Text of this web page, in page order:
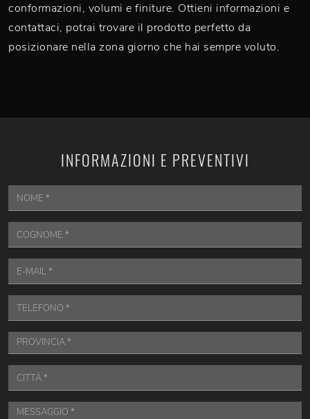
conformazioni, volumi e finiture. Ottieni informazioni e
contattaci, potrai trovare il prodotto perfetto da
posizionare nella zona giorno che hai sempre voluto.
INFORMAZIONI E PREVENTIVI